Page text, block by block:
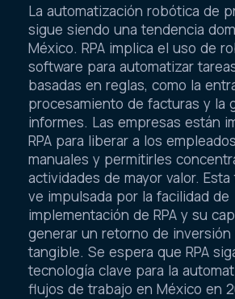
La automatización robótica de
sigue siendo una tendencia
México. RPA implica el uso de
software para automatizar
basadas en reglas, como la
procesamiento de facturas y la
informes. Las empresas están
RPA para liberar a los
manuales y permitirles
actividades de mayor valor.
ve impulsada por la facilidad de
implementación de RPA y su
generar un retorno de
tangible. Se espera que RPA
tecnología clave para la
flujos de trabajo en México en